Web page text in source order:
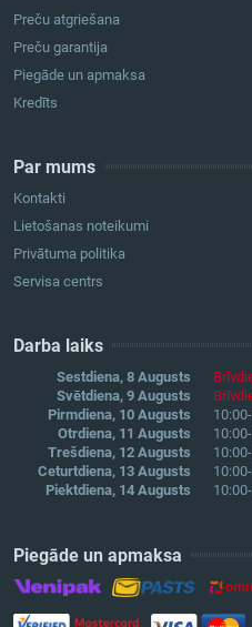
Preču atgriešana
Preču garantija
Piegāde un apmaksa
Kredīts
Par mums
Kontakti
Lietošanas noteikumi
Privātuma politika
Servisa centrs
Darba laiks
Sestdiena, 8 Augusts
Svētdiena, 9 Augusts
Pirmdiena, 10 Augusts
Otrdiena, 11 Augusts
Trešdiena, 12 Augusts
Ceturtdiena, 13 Augusts
Piektdiena, 14 Augusts
Piegāde un apmaksa